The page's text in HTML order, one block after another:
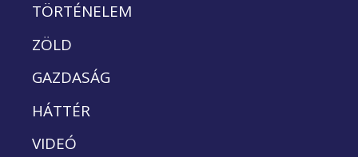
TÖRTÉNELEM
ZÖLD
GAZDASÁG
HÁTTÉR
VIDEÓ